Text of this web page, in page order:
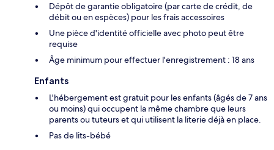
Dépôt de garantie obligatoire (par carte de crédit, de
débit ou en espèces) pour les frais accessoires
Une pièce d'identité officielle avec photo peut être
requise
Âge minimum pour effectuer l'enregistrement : 18 ans
Enfants
L'hébergement est gratuit pour les enfants (âgés de 7 ans
ou moins) qui occupent la même chambre que leurs
parents ou tuteurs et qui utilisent la literie déjà en place.
Pas de lits-bébé